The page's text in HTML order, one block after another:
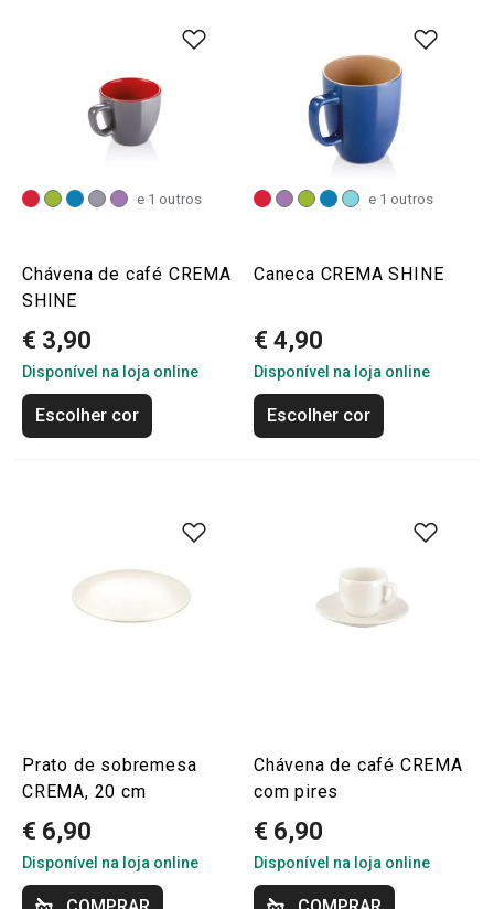
e 1 outros
Chávena de café CREMA
SHINE
€ 3,90
Disponível na loja online
Escolher cor
e 1 outros
Caneca CREMA SHINE
€ 4,90
Disponível na loja online
Escolher cor
Prato de sobremesa
CREMA, 20 cm
€ 6,90
Disponível na loja online
Chávena de café CREMA
com pires
€ 6,90
Disponível na loja online